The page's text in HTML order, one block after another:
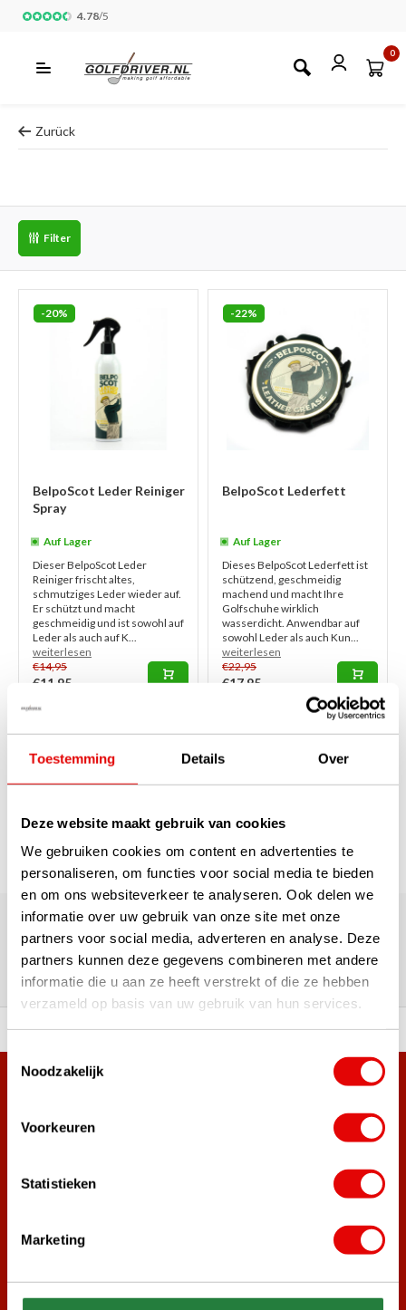
Toestemming Details Over
Deze website maakt gebruik van cookies
We gebruiken cookies om content en advertenties te
personaliseren, om functies voor social media te bieden
en om ons websiteverkeer te analyseren. Ook delen we
informatie over uw gebruik van onze site met onze
partners voor social media, adverteren en analyse. Deze
partners kunnen deze gegevens combineren met andere
informatie die u aan ze heeft verstrekt of die ze hebben
verzameld op basis van uw gebruik van hun services.
Toestemmingsselectie
Noodzakelijk
Voorkeuren
Statistieken
Marketing
4.78/5
0
Zurück
Filter
-20%
BelpoScot Leder Reiniger
Spray
Auf Lager
Dieser BelpoScot Leder
Reiniger frischt altes,
schmutziges Leder wieder auf.
Er schützt und macht
geschmeidig und ist sowohl auf
Leder als auch auf K...
weiterlesen
€14,95
€11,95
-22%
BelpoScot Lederfett
Auf Lager
Dieses BelpoScot Lederfett ist
schützend, geschmeidig
machend und macht Ihre
Golfschuhe wirklich
wasserdicht. Anwendbar auf
sowohl Leder als auch Kun...
weiterlesen
€22,95
€17,95
Über 180.000 Kunden | Über 5.000 Bewertungen | Trusted
Shops, TrustPilot, Google
Bewertungen: Das sagen unsere
Kunden
an Top-Marken! Vor 15:00 Uhr bestellt,
Mehr als 38.000 Kunden haben sich bereits
angemeldet.
Melde dich für den Newsletter an und verpasse nie wieder